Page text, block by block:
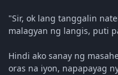
"Sir, ok lang tanggalin
malagyan ng langis, puti
Hindi ako sanay ng
oras na iyon, napapayag